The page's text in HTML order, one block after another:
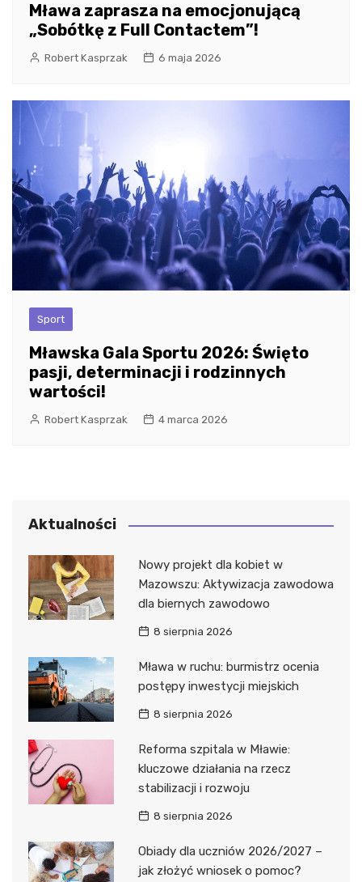
Mława zaprasza na emocjonującą
„Sobótkę z Full Contactem”!
Robert Kasprzak 6 maja 2026
Sport
Mławska Gala Sportu 2026: Święto
pasji, determinacji i rodzinnych
wartości!
Robert Kasprzak 4 marca 2026
Aktualności
Nowy projekt dla kobiet w
Mazowszu: Aktywizacja zawodowa
dla biernych zawodowo
8 sierpnia 2026
Mława w ruchu: burmistrz ocenia
postępy inwestycji miejskich
8 sierpnia 2026
Reforma szpitala w Mławie:
kluczowe działania na rzecz
stabilizacji i rozwoju
8 sierpnia 2026
Obiady dla uczniów 2026/2027 –
jak złożyć wniosek o pomoc?